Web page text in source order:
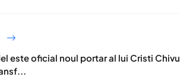
este oficial noul portar al lui Cristi Chivu